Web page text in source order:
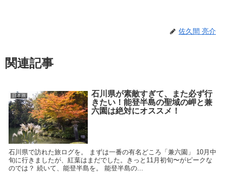
佐久間 亮介
関連記事
日本旅
石川県が素敵すぎて、また必ず行
きたい！能登半島の聖域の岬と兼
六園は絶対にオススメ！
石川県で訪れた旅ログを。 まずは一番の有名どころ「兼六園」 10月中
旬に行きましたが、紅葉はまだでした。きっと11月初旬〜がピークな
のでは？ 続いて、能登半島を。 能登半島の...